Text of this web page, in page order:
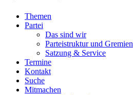
Themen
Partei
Das sind wir
Parteistruktur und Gremien
Satzung & Service
Termine
Kontakt
Suche
Mitmachen